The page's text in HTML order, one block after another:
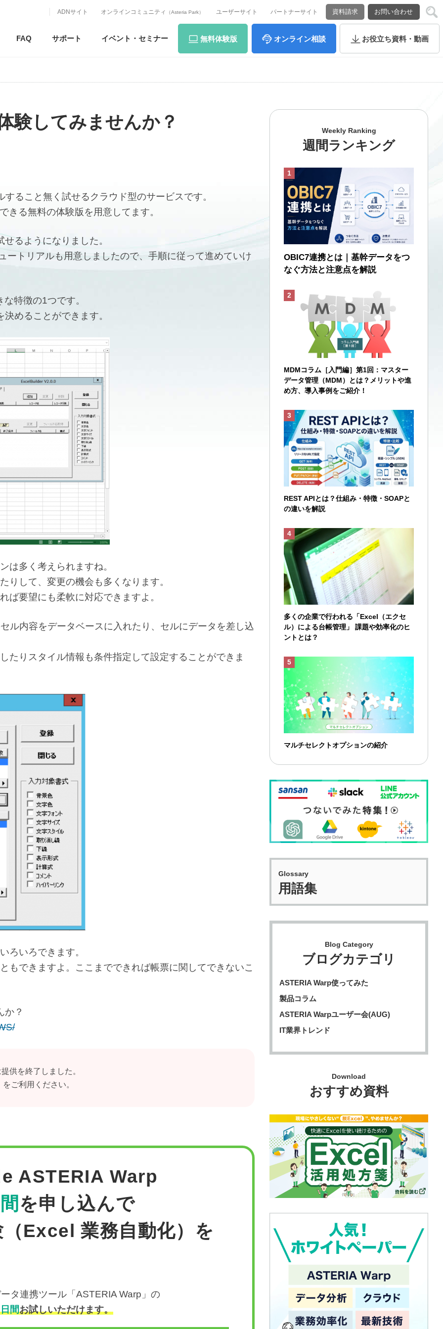
ADNサイト オンラインコミュニティ （Asteria Park） ユーザーサイト パートナーサイト 資料請求 お問い合わせ
FAQ サポート イベント・ セミナー 無料体験版 オンライン相談 お役立ち資料・動画
験してみませんか？
ること無く試せるクラウド型のサービスです。
きる無料の体験版を用意してます。
るようになりました。
トリアルも用意しましたので、手順に従って進めていけ
特徴の1つです。
めることができます。
は多く考えられますね。
りして、変更の機会も多くなります。
ば要望にも柔軟に対応できますよ。
ル内容をデータベースに入れたり、セルにデータを差し込
たりスタイル情報も条件指定して設定することができま
ろいろできます。
もできますよ。ここまでできれば帳票に関してできないこ
か？
供を終了しました。
ご利用ください。
ASTERIA Warp
を申し込んで
Excel 業務自動化）を
タ連携ツール「ASTERIA Warp」の
間お試しいただけます。
Weekly Ranking
週間ランキング
OBIC7連携とは｜基幹データをつ
なぐ方法と注意点を解説
MDMコラム［入門編］第1回：マスター
データ管理（MDM）とは？メリットや進
め方、導入事例をご紹介！
REST APIとは？仕組み・特徴・SOAPと
の違いを解説
多くの企業で行われる「Excel（エクセ
ル）による台帳管理」 課題や効率化のヒ
ントとは？
マルチセレクトオプションの紹介
Glossary
用語集
Blog Category
ブログカテゴリ
ASTERIA Warp使ってみた
製品コラム
ASTERIA Warpユーザー会(AUG)
IT業界トレンド
Download
おすすめ資料